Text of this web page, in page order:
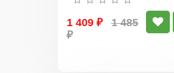
1 409 ₽
1 485
₽